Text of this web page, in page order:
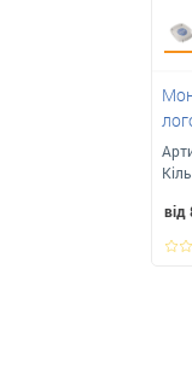
від